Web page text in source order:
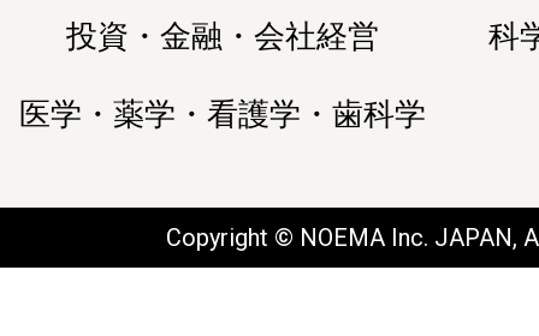
投資・金融・会社経営 科
医学・薬学・看護学・歯科学
Copyright © NOEMA Inc. JAPAN,